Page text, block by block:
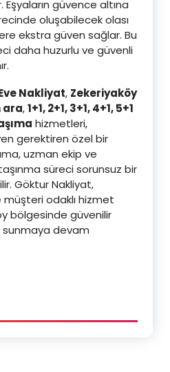
Eşyaların güvence altına
oluşabilecek olası
ekstra güven sağlar. Bu
daha huzurlu ve güvenli
Nakliyat, Zekeriyaköy
ara,1+1, 2+1, 3+1, 4+1, 5+1
hizmetleri,
gerektiren özel bir
uzman ekip ve
süreci sorunsuz bir
Göktur Nakliyat,
odaklı hizmet
bölgesinde güvenilir
sunmaya devam